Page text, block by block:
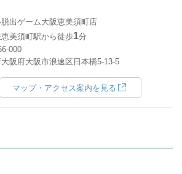
脱出ゲーム大阪恵美須町店
美須町駅から徒歩1分
000
阪府大阪市浪速区日本橋5-13-5
マップ・アクセス案内を見る